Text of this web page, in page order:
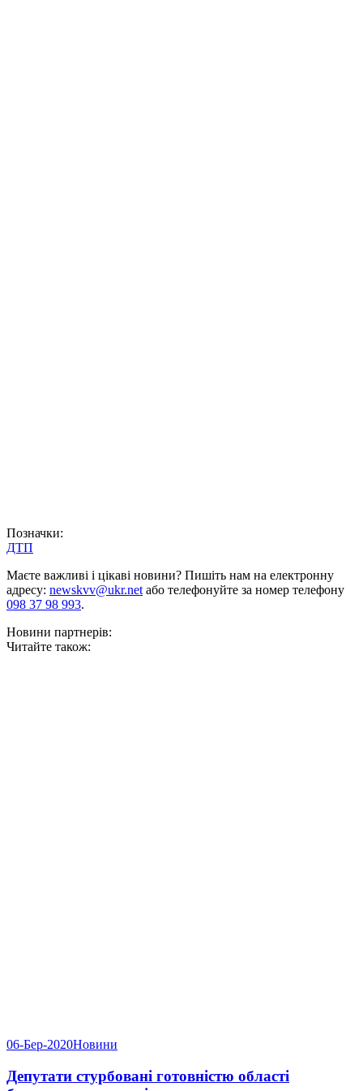
Позначки:
ДТП
Маєте важливі і цікаві новини? Пишіть нам на електронну
адресу: newskvv@ukr.netабо телефонуйте за номер телефону
098 37 98 993.
Новини партнерів:
Читайте також:
06-Бер-2020Новини
Депутати стурбовані готовністю області